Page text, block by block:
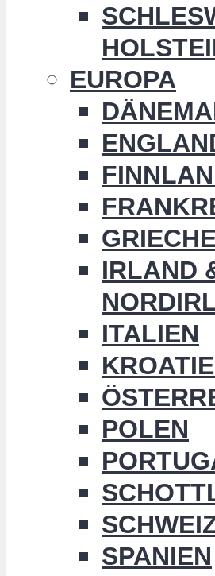
EUROPA
IRLAND
ITALIEN
POLEN
SPANIEN